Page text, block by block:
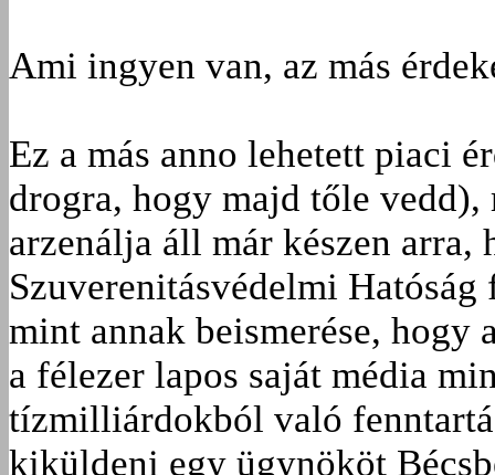
Ami ingyen van, az más
Ez a más anno lehetett piaci
drogra, hogy majd tőle vedd),
arzenálja áll már készen arra,
Szuverenitásvédelmi
mint annak beismerése, hogy
a fél­ezer lapos saját média
tízmilliárdokból való
kiküldeni egy ügynököt